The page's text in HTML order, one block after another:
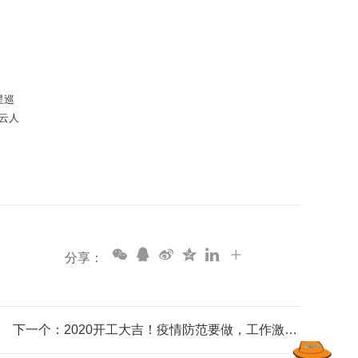
巡
人
分享：
下一个：2020开工大吉！疫情防范要做，工作激情不减！